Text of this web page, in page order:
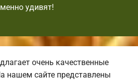
удивят!
очень качественные
нашем сайте представлены